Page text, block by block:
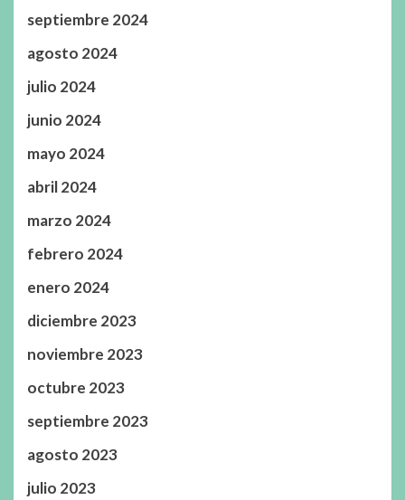
septiembre 2024
agosto 2024
julio 2024
junio 2024
mayo 2024
abril 2024
marzo 2024
febrero 2024
enero 2024
diciembre 2023
noviembre 2023
octubre 2023
septiembre 2023
agosto 2023
julio 2023